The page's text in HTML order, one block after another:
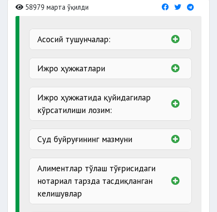
58979 марта ўқилди
Асосий тушунчалар:
Ижро ҳужжатлари
ижро
варақалари
ҳакамлик судининг қарорларини
чет эл судлари ва арбитражлари
Ижро ҳужжатида қуйидагилар
кўрсатилиши лозим:
бошқа органнинг номи;
рақами;
ҳужжати
Суд буйруғининг мазмуни
суднинг номи,
қарздорнинг Ф.И.О
Алиментлар тўлаш тўғрисидаги
нотариал тарзда тасдиқланган
келишувлар